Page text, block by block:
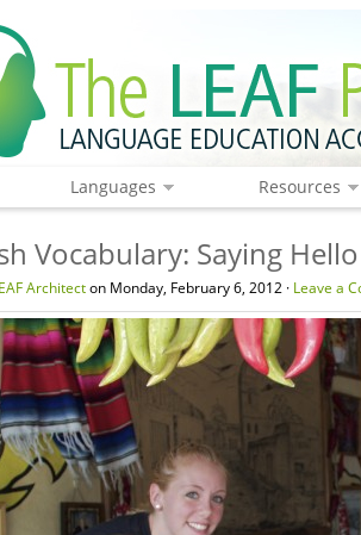
Languages Resources
Vocabulary: Saying
Architecton Monday, February 6, 2012 · Leave a